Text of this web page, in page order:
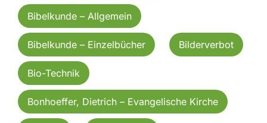
Bibelkunde – Allgemein
Bibelkunde – Einzelbücher Bilderverbot
Bio-Technik
Bonhoeffer, Dietrich – Evangelische Kirche